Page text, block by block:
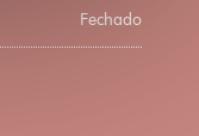
Fechado